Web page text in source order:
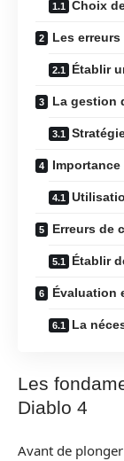
Choix
Les
Établir
La gestion
Erreurs de
Établir
Évaluation
La
Les
Diablo 4
Avant de